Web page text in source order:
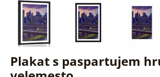
Plakat s paspartujem